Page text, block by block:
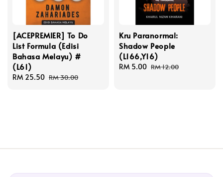
[ACEPREMIER] To Do
List Formula (Edisi
Bahasa Melayu) #
(L61)
Sale
RM 25.50 Regular
RM 30.00
Kru Paranormal:
Shadow People
(L166,Y16)
Sale
RM 5.00 Regular
RM 12.00